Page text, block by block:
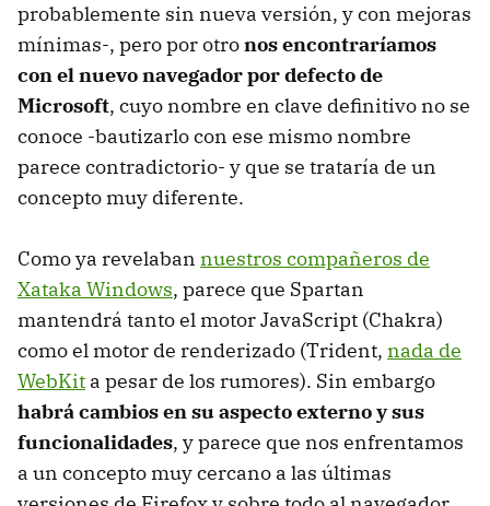
probablemente sin nueva versión, y con mejoras
mínimas-, pero por otronos encontraríamos
con el nuevo navegador por defecto de
Microsoft, cuyo nombre en clave definitivo no se
conoce -bautizarlo con ese mismo nombre
parece contradictorio- y que se trataría de un
concepto muy diferente.
Como ya revelaban nuestros compañeros de
Xataka Windows, parece que Spartan
mantendrá tanto el motor JavaScript (Chakra)
como el motor de renderizado (Trident, nada de
WebKit a pesar de los rumores). Sin embargo
habrá cambios en su aspecto externo y sus
funcionalidades, y parece que nos enfrentamos
a un concepto muy cercano a las últimas